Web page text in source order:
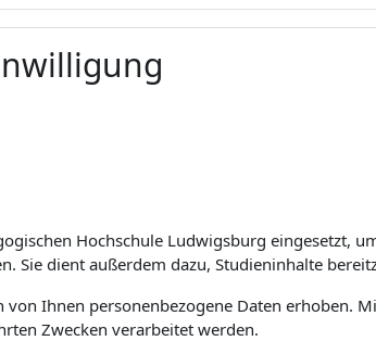
Hochschule Ludwigsburg eingesetzt,
Sie dient außerdem dazu, Studieninhalte
Ihnen personenbezogene Daten erhoben.
Zwecken verarbeitet werden.